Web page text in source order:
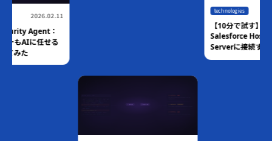
2026.06.01
【10分で試す】Claudeから
Salesforce Hosted MCP